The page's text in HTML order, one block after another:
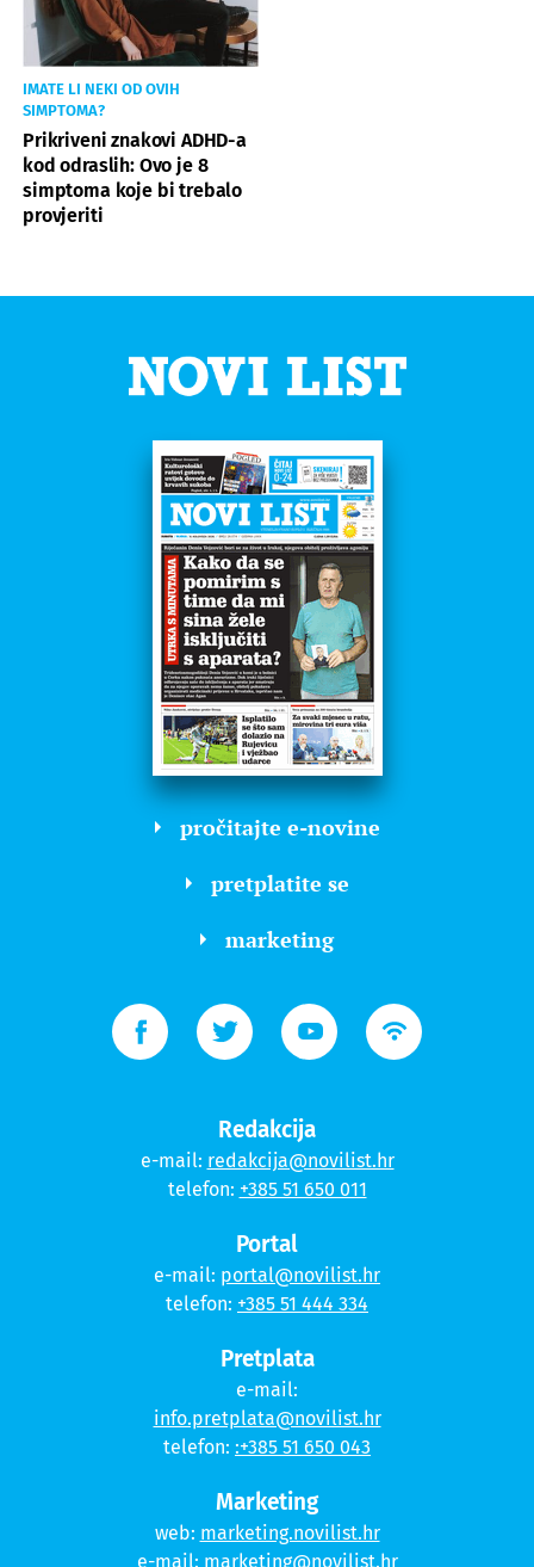
IMATE LI NEKI OD OVIH
SIMPTOMA?
Prikriveni znakovi ADHD-a
kod odraslih: Ovo je 8
simptoma koje bi trebalo
provjeriti
pročitajte e-novine
pretplatite se
marketing
Redakcija
e-mail: redakcija@novilist.hr
telefon: +385 51 650 011
Portal
e-mail: portal@novilist.hr
telefon: +385 51 444 334
Pretplata
e-mail:
info.pretplata@novilist.hr
telefon: :+385 51 650 043
Marketing
web: marketing.novilist.hr
e-mail: marketing@novilist.hr